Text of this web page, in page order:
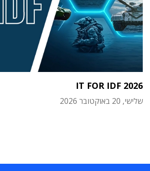
IT FOR IDF 2026
שלישי, 20 באוקטובר 2026